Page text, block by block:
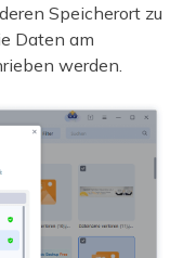
Speicherort zu
Daten am
werden.